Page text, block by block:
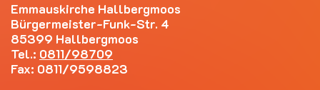
Emmauskirche Hallbergmoos
Bürgermeister-Funk-Str. 4
85399 Hallbergmoos
Tel.: 0811/98709
Fax: 0811/9598823